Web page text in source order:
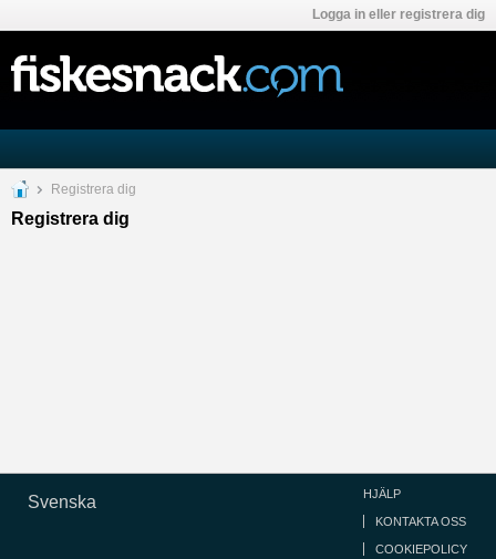
Logga in eller registrera dig
Registrera dig
Registrera dig
Svenska HJÄLP
KONTAKTA OSS
COOKIEPOLICY